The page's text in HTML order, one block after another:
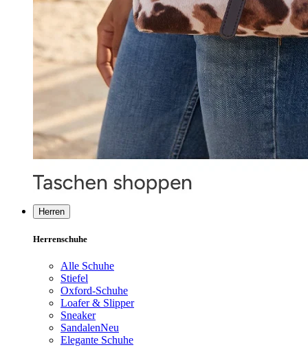
Herren
Herrenschuhe
Alle Schuhe
Stiefel
Oxford-Schuhe
Loafer & Slipper
Sneaker
SandalenNeu
Elegante Schuhe